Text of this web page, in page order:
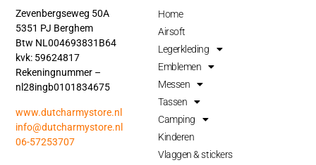
Zevenbergseweg 50A
5351 PJ Berghem
Btw NL004693831B64
kvk: 59624817
Rekeningnummer –
nl28ingb0101834675
www.dutcharmystore.nl
info@dutcharmystore.nl
06-57253707
Home
Airsoft
Legerkleding
Emblemen
Messen
Tassen
Camping
Kinderen
Vlaggen & stickers